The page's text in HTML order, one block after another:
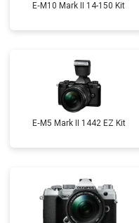
E‑M10 Mark II 14-150 Kit
E‑M5 Mark II 1442 EZ Kit